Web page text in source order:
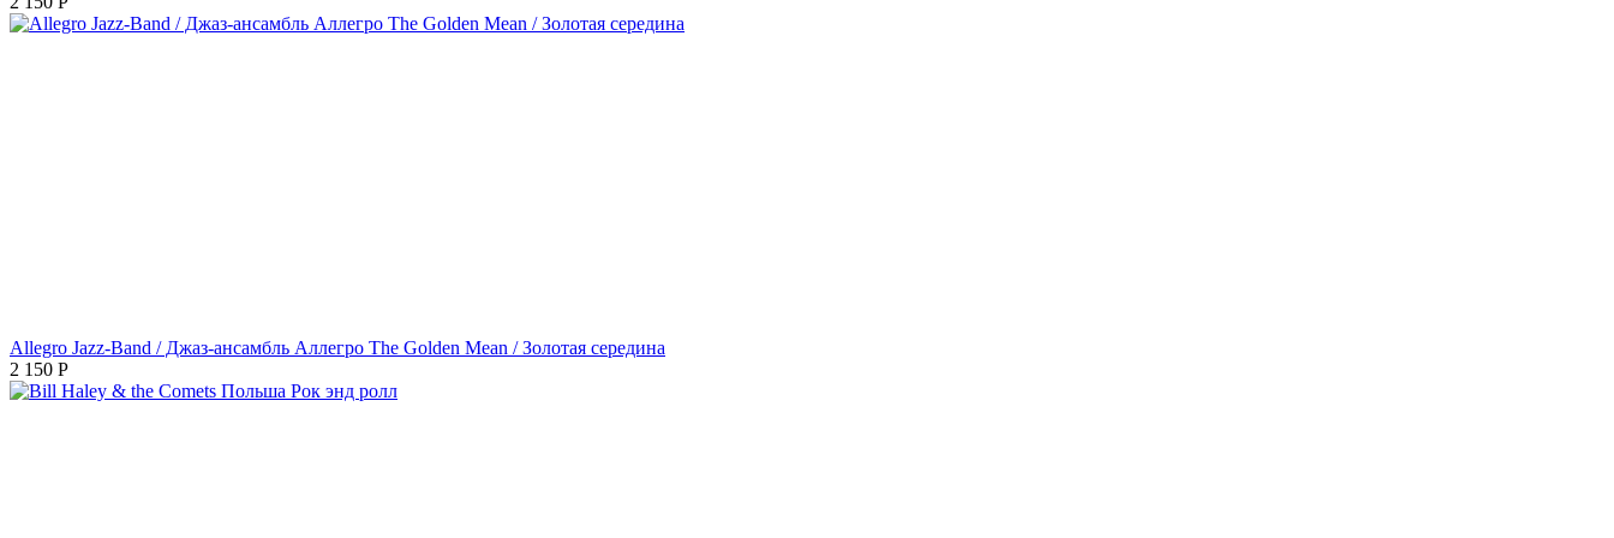
Allegro Jazz-Band / Джаз-ансамбль Аллегро The Golden Mean / Золотая середина
2 150 Р